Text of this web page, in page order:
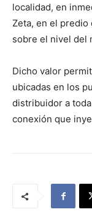
localidad, en
Zeta, en el predio
sobre el nivel del
Dicho valor
ubicadas en los
distribuidor a
conexión que